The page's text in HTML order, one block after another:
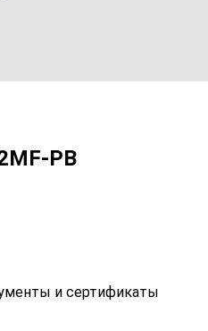
PB
и сертификаты